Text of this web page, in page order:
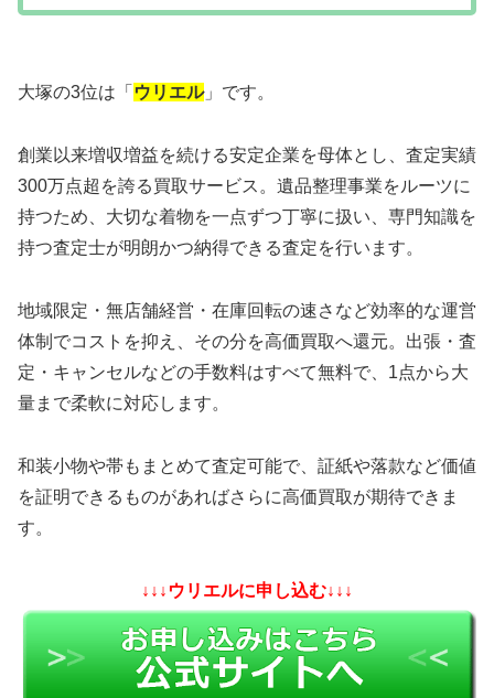
大塚の3位は「 ウリエル」です。
創業以来増収増益を続ける安定企業を母体とし、査定実績
300万点超を誇る買取サービス。遺品整理事業をルーツに
持つため、大切な着物を一点ずつ丁寧に扱い、専門知識を
持つ査定士が明朗かつ納得できる査定を行います。
地域限定・無店舗経営・在庫回転の速さなど効率的な運営
体制でコストを抑え、その分を高価買取へ還元。出張・査
定・キャンセルなどの手数料はすべて無料で、1点から大
量まで柔軟に対応します。
和装小物や帯もまとめて査定可能で、証紙や落款など価値
を証明できるものがあればさらに高価買取が期待できま
す。
↓↓↓ウリエルに申し込む↓↓↓